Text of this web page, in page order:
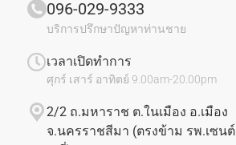
096-029-9333
บริการปรึกษาปัญหาท่านชาย
เวลาเปิดทำการ
ศุกร์ เสาร์ อาทิตย์ 9.00am-20.00pm
2/2 ถ.มหาราช ต.ในเมือง อ.เมือง
จ.นครราชสีมา (ตรงข้าม รพ.เซนต์